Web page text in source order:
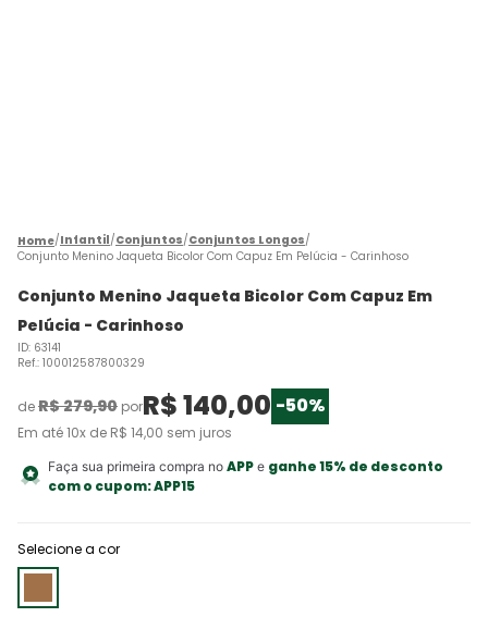
Infantil Conjuntos Conjuntos Longos
Conjunto Menino Jaqueta Bicolor Com Capuz Em Pelúcia - Carinhoso
Conjunto Menino Jaqueta Bicolor Com Capuz Em
Pelúcia - Carinhoso
ID: 63141
Ref.: 100012587800329
deR$279,90 porR$140,00 -50%
Em até10x de R$ 14,00 sem juros
Faça sua primeira compra no APPe ganhe 15% de desconto
com o cupom:APP15
Selecione a cor